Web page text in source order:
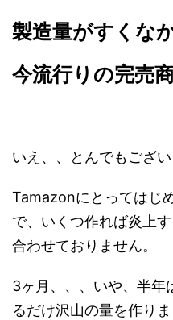
製造量がすくな
今流行りの完売
いえ、、とんでもござい
Tamazonにとってはじ
で、いくつ作れば炎上
合わせておりません。
3ヶ月、、、いや、半年
るだけ沢山の量を作りま